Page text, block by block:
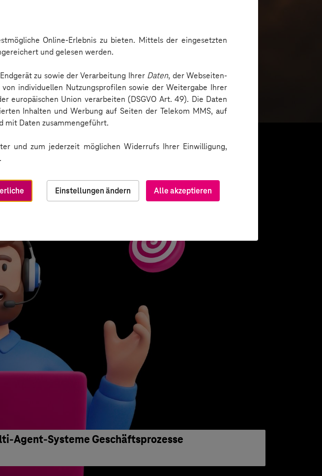
Online-Erlebnis zu bieten. Mittels der eingesetzten
und gelesen werden.
zu sowie der Verarbeitung Ihrer Daten, der Webseiten-
individuellen Nutzungsprofilen sowie der Weitergabe Ihrer
europäischen Union verarbeiten (DSGVO Art. 49). Die Daten
Inhalten und Werbung auf Seiten der Telekom MMS, auf
mit Daten zusammengeführt.
und zum jederzeit möglichen Widerrufs Ihrer Einwilligung,
Alle akzeptieren
Einstellungen ändern
echten Mehrwert schaffen
Agent-Systeme Geschäftsprozesse